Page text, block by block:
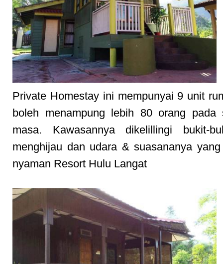
Private Homestay ini mempunyai 9 unit
boleh menampung lebih 80 orang pada
masa. Kawasannya dikelillingi bukit-
menghijau dan udara & suasananya
nyaman Resort Hulu Langat